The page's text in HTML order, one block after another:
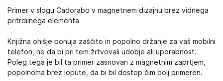
Primer v slogu Cadorabo v magnetnem dizajnu brez vidnega
pritrdilnega elementa
Knjižna ohišje ponuja zaščito in popolno držanje za vaš mobilni
telefon, ne da bi pri tem žrtvovali udobje ali uporabnost.
Poleg tega je bil ta primer zasnovan z magnetnim zaprtjem,
popolnoma brez lopute, da bi bil dostop čim bolj primeren.